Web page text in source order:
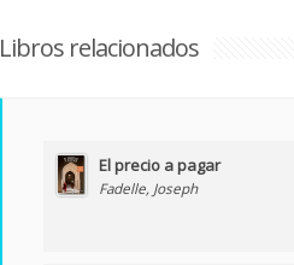
Libros relacionados
El precio a pagar
Fadelle, Joseph